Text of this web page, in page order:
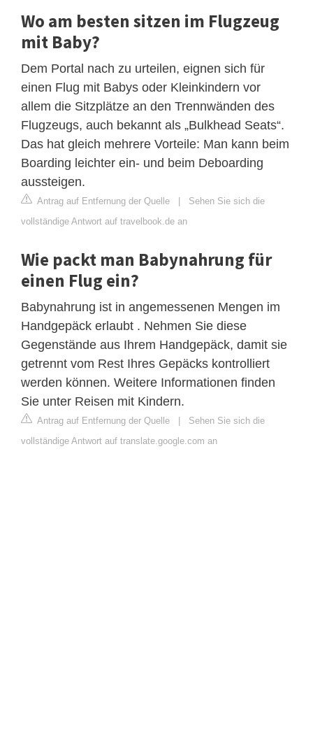
Wo am besten sitzen im Flugzeug
mit Baby?
Dem Portal nach zu urteilen, eignen sich für
einen Flug mit Babys oder Kleinkindern vor
allem die Sitzplätze an den Trennwänden des
Flugzeugs, auch bekannt als „Bulkhead Seats“.
Das hat gleich mehrere Vorteile: Man kann beim
Boarding leichter ein- und beim Deboarding
aussteigen.
Antrag auf Entfernung der Quelle | Sehen Sie sich die
vollständige Antwort auf travelbook.de an
Wie packt man Babynahrung für
einen Flug ein?
Babynahrung ist in angemessenen Mengen im
Handgepäck erlaubt . Nehmen Sie diese
Gegenstände aus Ihrem Handgepäck, damit sie
getrennt vom Rest Ihres Gepäcks kontrolliert
werden können. Weitere Informationen finden
Sie unter Reisen mit Kindern.
Antrag auf Entfernung der Quelle | Sehen Sie sich die
vollständige Antwort auf translate.google.com an